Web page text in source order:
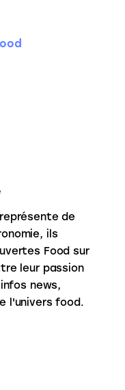
de
ils
Food sur
leur passion
news,
l'univers food.